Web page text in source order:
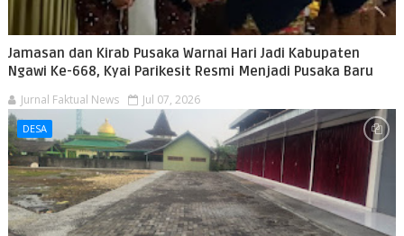
Jamasan dan Kirab Pusaka Warnai Hari Jadi Kabupaten
Ngawi Ke-668, Kyai Parikesit Resmi Menjadi Pusaka Baru
Jurnal Faktual News Jul 07, 2026
DESA